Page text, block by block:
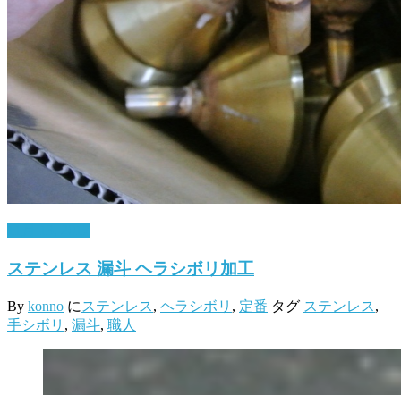
ステンレス 漏斗 ヘラシボリ加工
By konno に ステンレス, ヘラシボリ , 定番 タグ ステンレス,
手シボリ , 漏斗, 職人